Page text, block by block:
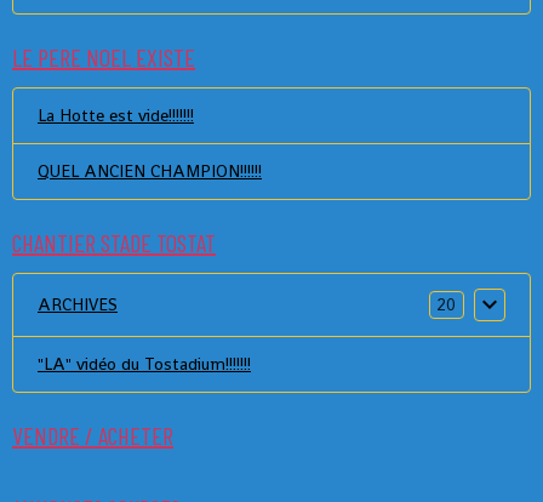
LE PERE NOEL EXISTE
La Hotte est vide!!!!!!!
QUEL ANCIEN CHAMPION!!!!!!
CHANTIER STADE TOSTAT
ARCHIVES 20
"LA" vidéo du Tostadium!!!!!!!
VENDRE / ACHETER